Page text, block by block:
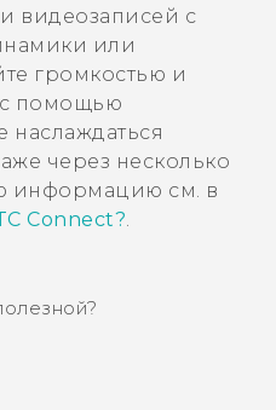
видеозаписей с
или
громкостью и
помощью
через несколько
информацию см. в
Connect?